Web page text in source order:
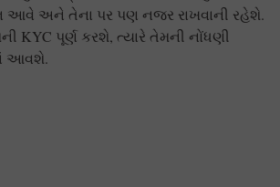
ન આવે અને તેના પર પણ નજર રાખવાની રહેશે.
KYC પૂર્ણ કરશે, ત્યારે તેમની નોંધણી
આવશે.